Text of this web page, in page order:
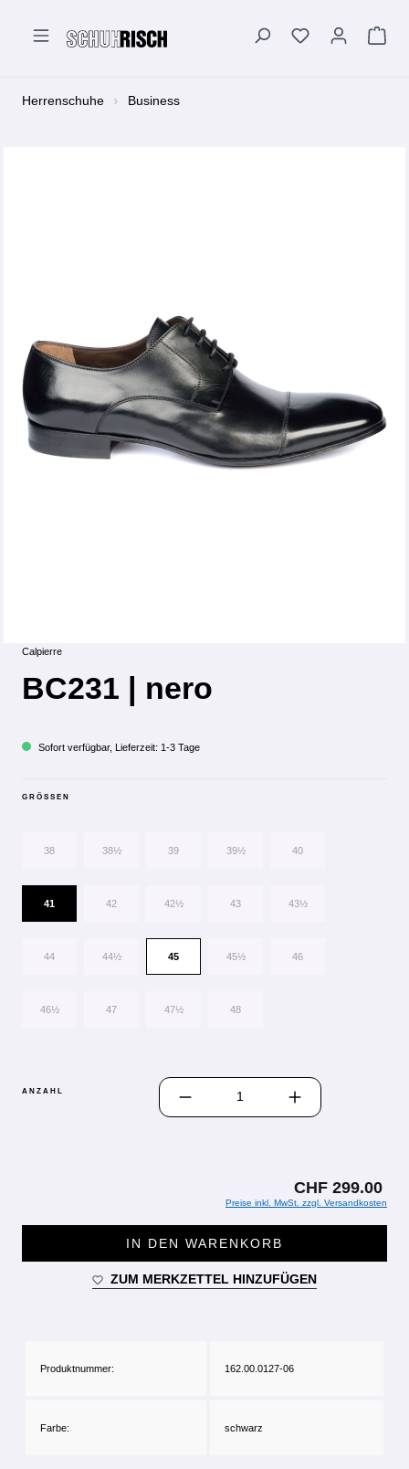
Herrenschuhe Business
Calpierre
BC231 | nero
Sofort verfügbar, Lieferzeit: 1-3 Tage
GRÖSSEN
38 38½ 39 39½ 40
41 42 42½ 43 43½
44 44½ 45 45½ 46
46½ 47 47½ 48
ANZAHL
PRODUKT ANZAHL: GIB DEN
CHF 299.00
Preise inkl. MwSt. zzgl. Versandkosten
IN DEN WARENKORB
ZUM MERKZETTEL HINZUFÜGEN
Produktnummer: 162.00.0127-06
Farbe: schwarz